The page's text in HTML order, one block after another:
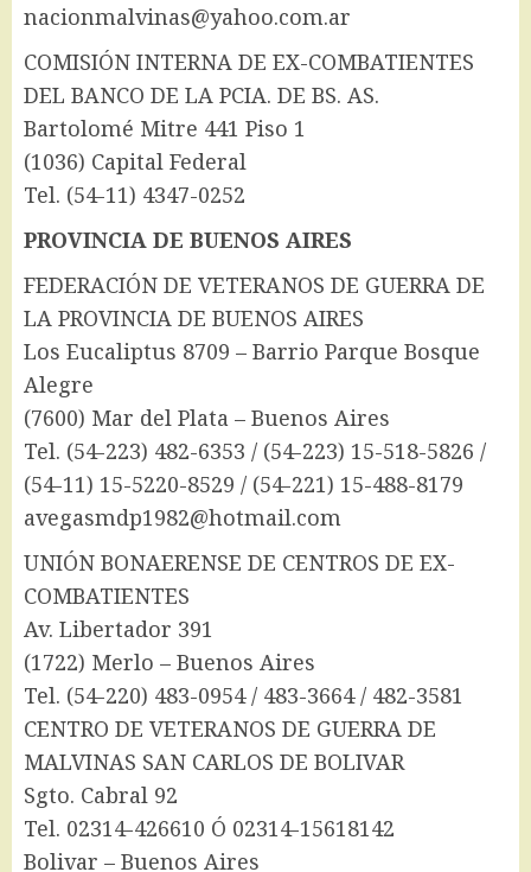
nacionmalvinas@yahoo.com.ar
COMISIÓN INTERNA DE EX-COMBATIENTES
DEL BANCO DE LA PCIA. DE BS. AS.
Bartolomé Mitre 441 Piso 1
(1036) Capital Federal
Tel. (54-11) 4347-0252
PROVINCIA DE BUENOS AIRES
FEDERACIÓN DE VETERANOS DE GUERRA DE
LA PROVINCIA DE BUENOS AIRES
Los Eucaliptus 8709 – Barrio Parque Bosque
Alegre
(7600) Mar del Plata – Buenos Aires
Tel. (54-223) 482-6353 / (54-223) 15-518-5826 /
(54-11) 15-5220-8529 / (54-221) 15-488-8179
avegasmdp1982@hotmail.com
UNIÓN BONAERENSE DE CENTROS DE EX-
COMBATIENTES
Av. Libertador 391
(1722) Merlo – Buenos Aires
Tel. (54-220) 483-0954 / 483-3664 / 482-3581
CENTRO DE VETERANOS DE GUERRA DE
MALVINAS SAN CARLOS DE BOLIVAR
Sgto. Cabral 92
Tel. 02314-426610 Ó 02314-15618142
Bolivar – Buenos Aires